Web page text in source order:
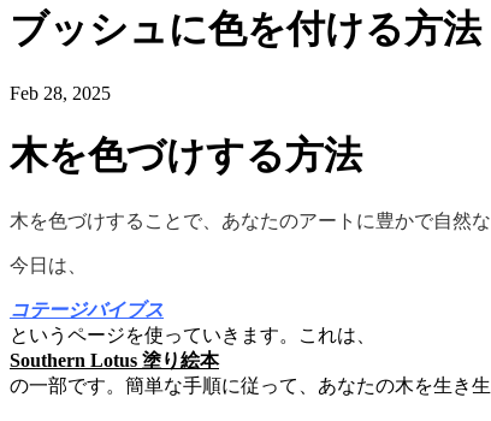
ブッシュに色を付ける方法
Feb 28, 2025
木を色づけする方法
木を色づけすることで、あなたのアートに豊かで自然
今日は、
コテージバイブス
というページを使っていきます。これは、
Southern Lotus 塗り絵本
の一部です。簡単な手順に従って、あなたの木を生き